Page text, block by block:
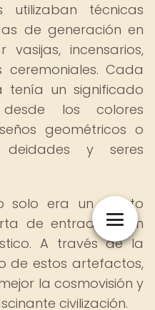
utilizaban técnicas
de generación en
incensarios,
Cada
un significado
los colores
geométricos o
deidades y seres
solo era un objeto
de entrada a un
A través de la
de estos artefactos,
la cosmovisión y
civilización.